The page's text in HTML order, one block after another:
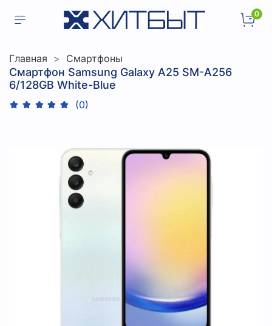
0
Главная Смартфоны
Смартфон Samsung Galaxy A25 SM-A256
6/128GB White-Blue
(0)